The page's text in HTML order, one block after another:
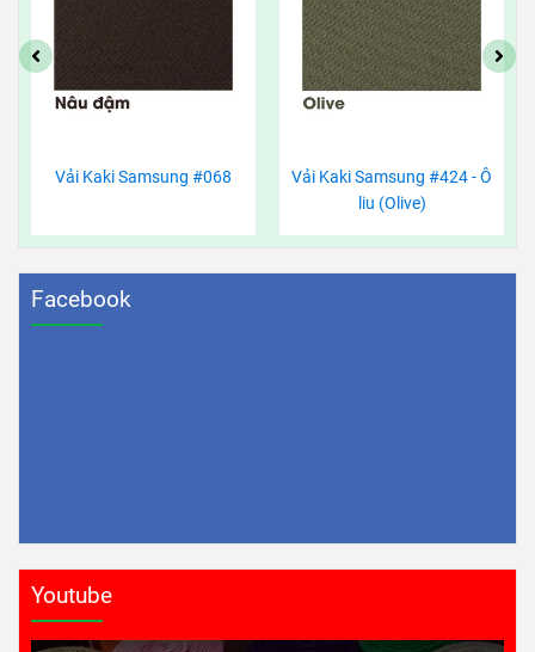
Vải Kaki Samsung #068
Vải Kaki Samsung #424 - Ô
liu (Olive)
Facebook
Youtube